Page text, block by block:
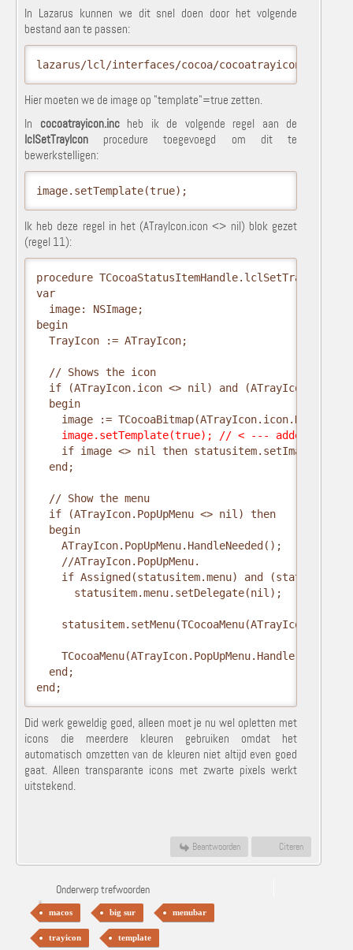
In Lazarus kunnen we dit snel doen door het volgende
bestand aan te passen:
lazarus/lcl/interfaces/cocoa/cocoatrayicon.inc
Hier moeten we de image op "template"=true zetten.
In cocoatrayicon.incheb ik de volgende regel aan de
lclSetTrayIcon procedure toegevoegd om dit te
bewerkstelligen:
image.setTemplate(true);
Ik heb deze regel in het (ATrayIcon.icon <> nil) blok gezet
(regel 11):
procedure
var
  image: NSImage;
begin
  TrayIcon := ATrayIcon;
  // Shows the icon
if (ATrayIcon.icon <> nil) and
  begin
image.setTemplate(true); // < --- added this
if image <> nil then
  end;
  // Show the menu
  if (ATrayIcon.PopUpMenu <> nil) then
  begin
    ATrayIcon.PopUpMenu.HandleNeeded();
    //ATrayIcon.PopUpMenu.
if Assigned(statusitem.menu) and
      statusitem.menu.setDelegate(nil);
  end;
end;
Did werk geweldig goed, alleen moet je nu wel opletten met
icons die meerdere kleuren gebruiken omdat het
automatisch omzetten van de kleuren niet altijd even goed
gaat. Alleen transparante icons met zwarte pixels werkt
uitstekend.
Beantwoorden Citeren
Onderwerp trefwoorden
macos big sur menubar
trayicon template